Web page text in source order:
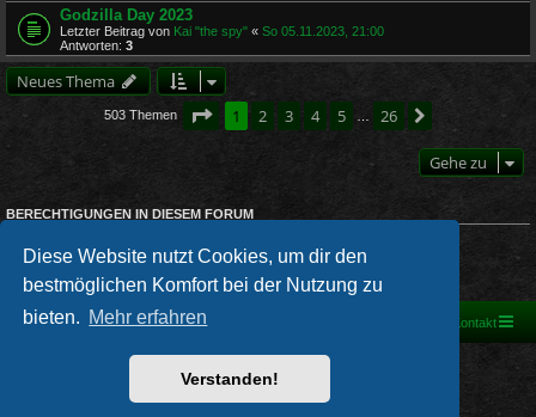
Diese Website nutzt Cookies, um dir den
bestmöglichen Komfort bei der Nutzung zu
bieten. Mehr erfahren
Verstanden!
Godzilla Day 2023
Letzter Beitrag von Kai "the spy" « So 05.11.2023, 21:00
Antworten: 3
Neues Thema
503 Themen Seite von
1 2 3 4 5 26
Gehe zu
BERECHTIGUNGEN IN DIESEM FORUM
Du darfstkeineAntworten zu Themen in diesem Forum erstellen.
nicht
Du darfst deine Beiträge in diesem Forum
nicht löschen.
Foren-Übersicht Kontakt
Powered byphpBB® Forum Software © phpBB Limited
Deutsche Übersetzung durch
PRIVACY_LINK|TERMS_LINK